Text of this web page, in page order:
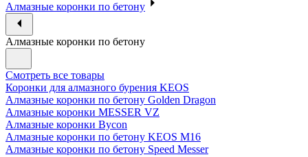
Алмазные коронки по бетону
Алмазные коронки по бетону
Смотреть все товары
Коронки для алмазного бурения KEOS
Алмазные коронки по бетону Golden Dragon
Алмазные коронки MESSER VZ
Алмазные коронки Bycon
Алмазные коронки по бетону KEOS M16
Алмазные коронки по бетону Speed Messer